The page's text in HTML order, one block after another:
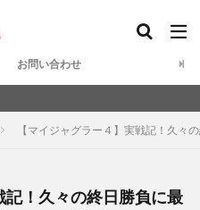
お問い合わせ
【マイジャグラー４】実戦記！久々
記！久々の終日勝負に最